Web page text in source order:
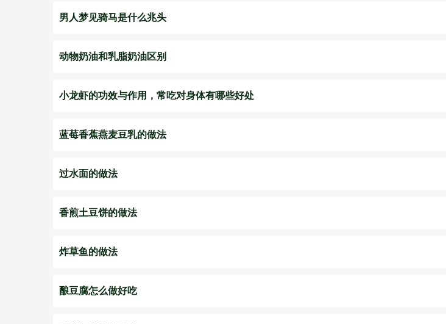
男人梦见骑马是什么兆头
动物奶油和乳脂奶油区别
小龙虾的功效与作用，常吃对身体有哪些好处
蓝莓香蕉燕麦豆乳的做法
过水面的做法
香煎土豆饼的做法
炸草鱼的做法
酿豆腐怎么做好吃